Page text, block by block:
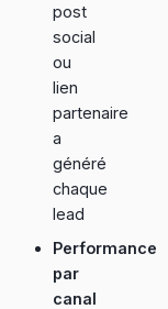
post
social
ou
lien
partenaire
a
généré
chaque
lead
Performance
par
canal